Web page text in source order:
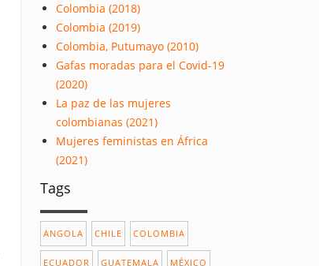
Colombia (2018)
Colombia (2019)
Colombia, Putumayo (2010)
Gafas moradas para el Covid-19
(2020)
La paz de las mujeres
colombianas (2021)
Mujeres feministas en África
(2021)
Tags
ANGOLA CHILE COLOMBIA
ECUADOR GUATEMALA MÉXICO